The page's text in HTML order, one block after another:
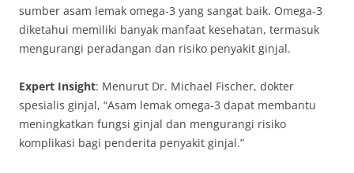
sumber asam lemak omega-3 yang sangat baik. Omega-3
diketahui memiliki banyak manfaat kesehatan, termasuk
mengurangi peradangan dan risiko penyakit ginjal.
Expert Insight: Menurut Dr. Michael Fischer, dokter
spesialis ginjal, “Asam lemak omega-3 dapat membantu
meningkatkan fungsi ginjal dan mengurangi risiko
komplikasi bagi penderita penyakit ginjal.”